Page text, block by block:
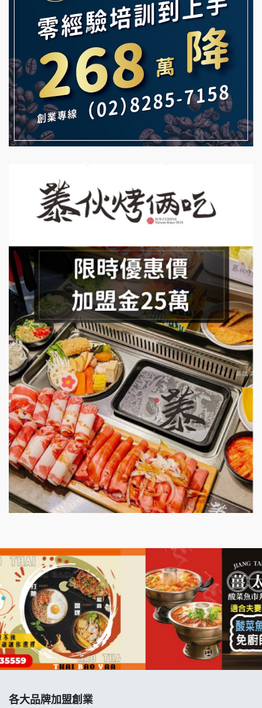
【曉妍美妝】誠徵行政櫃檯
自助洗衣店誠徵代洗收送人員(台中市)
MUSHEN徵SPA美容芳療師
日十。早午食加盟說明會
拾鑶火鍋加盟說明會
白鬍泡泡 BOHO POPO加盟說明會
雞咕雞咕加盟說明會
TEA TOP加盟說明會
珍好味臭臭鍋加盟說明會
藍象廷泰式火鍋加盟說明會
上宇林加盟說明會
莫尼早餐Morni加盟說明會
手作功夫茶加盟說明會
SHARE TEA歇腳亭加盟說明會
潮味決-湯滷專門店加盟說明會
鬍子茶加盟說明會
鮮茶道加盟說明會
微風亭鐵板燒加盟說明會
漫步藍咖啡加盟說明會
明石章魚燒加盟說明會
出櫃加盟說明會
千香漢堡加盟說明會
拉亞漢堡加盟說明會
杜芳子古味茶鋪加盟說明會
優握握×酸奶大獅加盟說明會
冬城門加盟說明會
各大品牌加盟創業